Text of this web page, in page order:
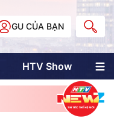
GU CỦA BẠN
HTV Show
Multimedia
Multiform